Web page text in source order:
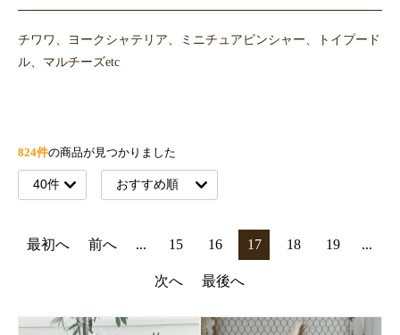
チワワ、ヨークシャテリア、ミニチュアピンシャー、トイプード
ル、マルチーズetc
824件の商品が見つかりました
最初へ 前へ ... 15 16 17 18 19 ...
次へ 最後へ